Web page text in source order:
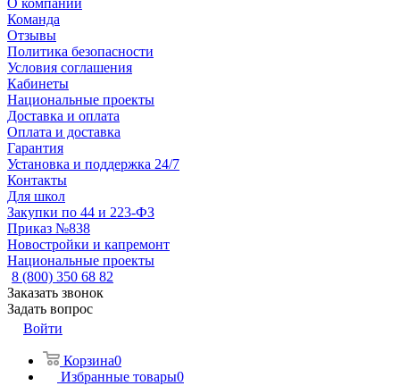
О компании
Команда
Отзывы
Политика безопасности
Условия соглашения
Кабинеты
Национальные проекты
Доставка и оплата
Оплата и доставка
Гарантия
Установка и поддержка 24/7
Контакты
Для школ
Закупки по 44 и 223-ФЗ
Приказ №838
Новостройки и капремонт
Национальные проекты
8 (800) 350 68 82
Заказать звонок
Задать вопрос
Войти
Корзина0
Избранные товары0